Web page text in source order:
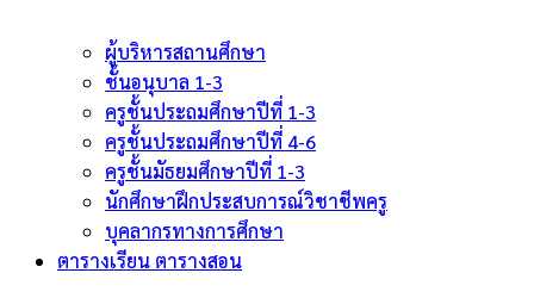
ผู้บริหารสถานศึกษา
ชั้นอนุบาล 1-3
ครูชั้นประถมศึกษาปีที่ 1-3
ครูชั้นประถมศึกษาปีที่ 4-6
ครูชั้นมัธยมศึกษาปีที่ 1-3
นักศึกษาฝึกประสบการณ์วิชาชีพครู
บุคลากรทางการศึกษา
ตารางเรียน ตารางสอน